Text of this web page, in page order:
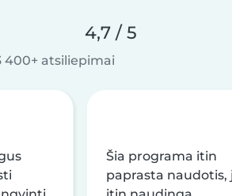
4,7 / 5
400+ atsiliepimai
Šia programa itin
paprasta naudotis,